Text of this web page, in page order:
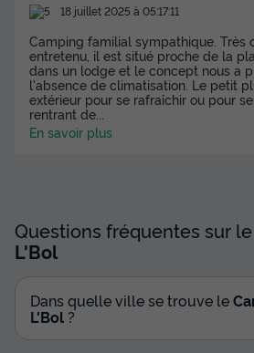
18 juillet 2025 à 05:17:11
Camping familial sympathique. Très
entretenu, il est situé proche de la
dans un lodge et le concept nous a
l'absence de climatisation. Le petit
extérieur pour se rafraîchir ou pour
rentrant de
En savoir plus
Questions fréquentes sur le
L'Bol
Dans quelle ville se trouve le
L'Bol ?